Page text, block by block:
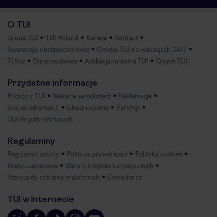
O TUI
Grupa TUI TUI Poland Kariera
Kontakt
Gwarancja ubezpieczeniowa
Opieka TUI na wakacjach 24/7
TUI.cz
Dane osobowe Aplikacja mobilna TUI Opinie TUI
Przydatne informacje
Podróż z TUI Wakacje samolotem
Reklamacje
Status reklamacji
Ubezpieczenia
Parkingi
Hotele przy lotniskach
Regulaminy
Regulamin strony Polityka prywatności
Polityka cookies
Bilety czarterowe
Warunki imprez turystycznych
Standardy ochrony małoletnich
Compliance
TUI w Internecie